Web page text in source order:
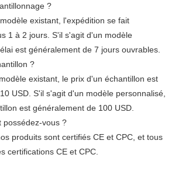
?
existant, l'expédition se fait
1 à 2 jours. S'il s'agit d'un modèle
est généralement de 7 jours ouvrables.
?
existant, le prix d'un échantillon est
USD. S'il s'agit d'un modèle personnalisé,
est généralement de 100 USD.
possédez-vous ?
produits sont certifiés CE et CPC, et tous
certifications CE et CPC.